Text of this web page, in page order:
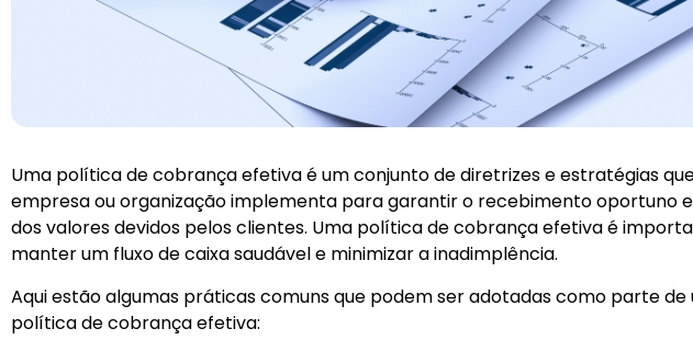
Uma política de cobrança efetiva é um conjunto de diretrizes e estratégias
empresa ou organização implementa para garantir o recebimento oportuno
dos valores devidos pelos clientes. Uma política de cobrança efetiva é
manter um fluxo de caixa saudável e minimizar a inadimplência.
Aqui estão algumas práticas comuns que podem ser adotadas como parte de
política de cobrança efetiva: